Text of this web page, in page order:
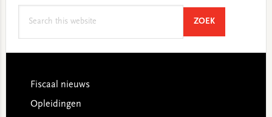
ZOEKSEARCH
Footer
Fiscaal nieuws
Opleidingen